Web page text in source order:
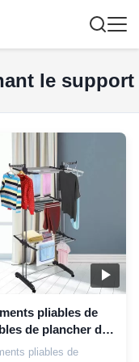
le support
pliables de
de plancher de
de chaussure
pliables de